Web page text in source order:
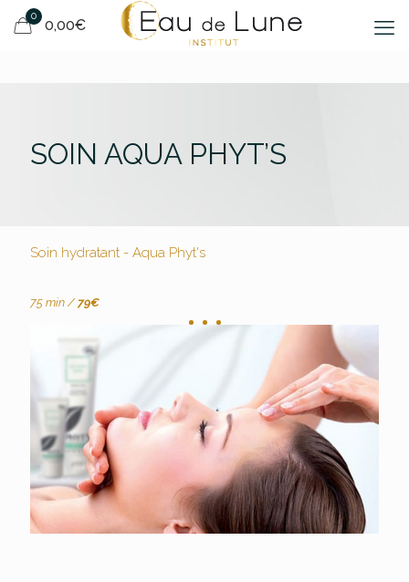
0
0,00€
SOIN AQUA PHYT’S
Soin hydratant - Aqua Phyt's
75 min /79€